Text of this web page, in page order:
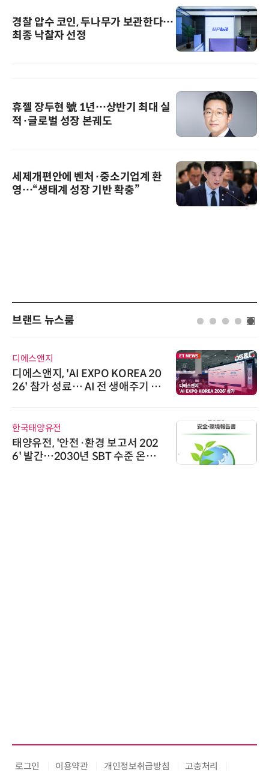
경찰 압수 코인, 두나무가 보관한다…
최종 낙찰자 선정
휴젤 장두현 號 1년…상반기 최대 실
적·글로벌 성장 본궤도
세제개편안에 벤처·중소기업계 환
영…“생태계 성장 기반 확충”
브랜드 뉴스룸
디에스앤지
디에스앤지, 'AI EXPO KOREA 20
26' 참가 성료… AI 전 생애주기 아
한국태양유전
태양유전, '안전·환경 보고서 202
6' 발간…2030년 SBT 수준 온실
로그인 이용약관 개인정보취급방침 고충처리